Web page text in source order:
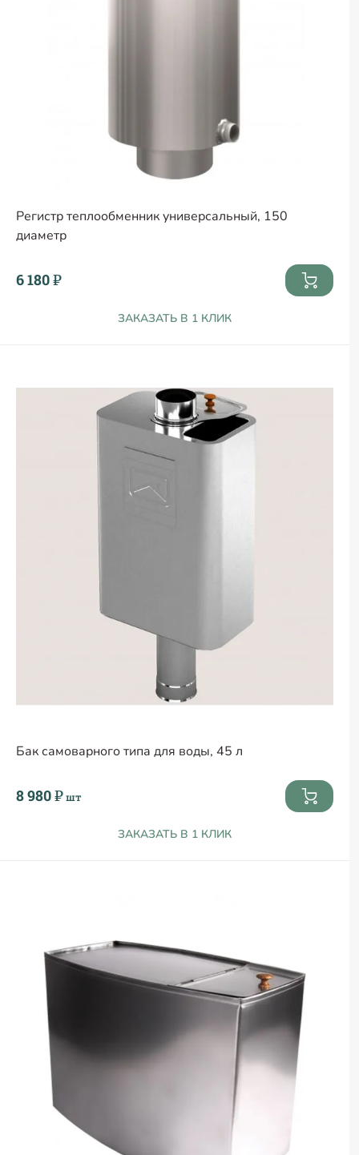
Регистр теплообменник универсальный, 150
диаметр
6 180 ₽
ЗАКАЗАТЬ В 1 КЛИК
Бак самоварного типа для воды, 45 л
8 980 ₽шт
ЗАКАЗАТЬ В 1 КЛИК